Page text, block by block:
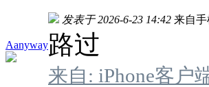
Aanyway
发表于 2026-6-23 14:42 来自手
路过
来自: iPhone客户